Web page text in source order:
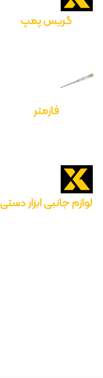
گریس پمپ
فازمتر
لوازم جانبی ابزار دستی